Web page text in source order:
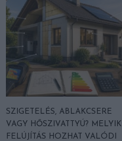
SZIGETELÉS, ABLAKCSERE
VAGY HŐSZIVATTYÚ? MELYIK
FELÚJÍTÁS HOZHAT VALÓDI